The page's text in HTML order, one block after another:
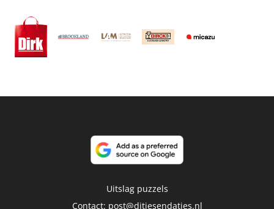
Uitslag puzzels
Contact: post@ditjesendatjes.nl